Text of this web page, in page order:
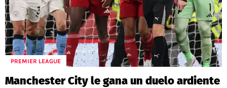
PREMIER LEAGUE
Manchester City le gana un duelo ardiente